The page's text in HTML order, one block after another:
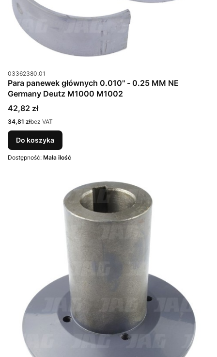
Kod produktu
03362380.01
Para panewek głównych 0.010'' - 0.25 MM NE
Germany Deutz M1000 M1002
Cena
42,82 zł
Cena
34,81 złbez VAT
Do koszyka
Dostępność: Mała ilość